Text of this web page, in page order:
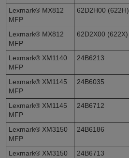
Lexmark® MX812
MFP
62D2H00 (622H)
Lexmark® MX812
MFP
62D2X00 (622X)
Lexmark® XM1140
MFP
24B6213
Lexmark® XM1145
MFP
24B6035
Lexmark® XM1145
MFP
24B6712
Lexmark® XM3150
MFP
24B6186
Lexmark® XM3150
24B6713